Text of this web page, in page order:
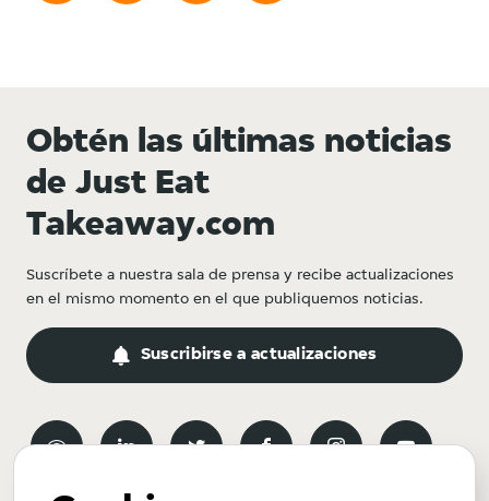
Obtén las últimas noticias
de Just Eat
Takeaway.com
Suscríbete a nuestra sala de prensa y recibe actualizaciones
en el mismo momento en el que publiquemos noticias.
Suscribirse a actualizaciones